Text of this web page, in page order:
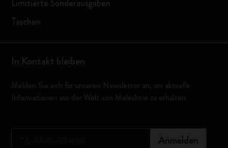
Limitierte Sonderausgaben
Taschen
In Kontakt bleiben
Melden Sie sich für unseren Newsletter an, um aktuelle
Informationen aus der Welt von Moleskine zu erhalten
Anmelden